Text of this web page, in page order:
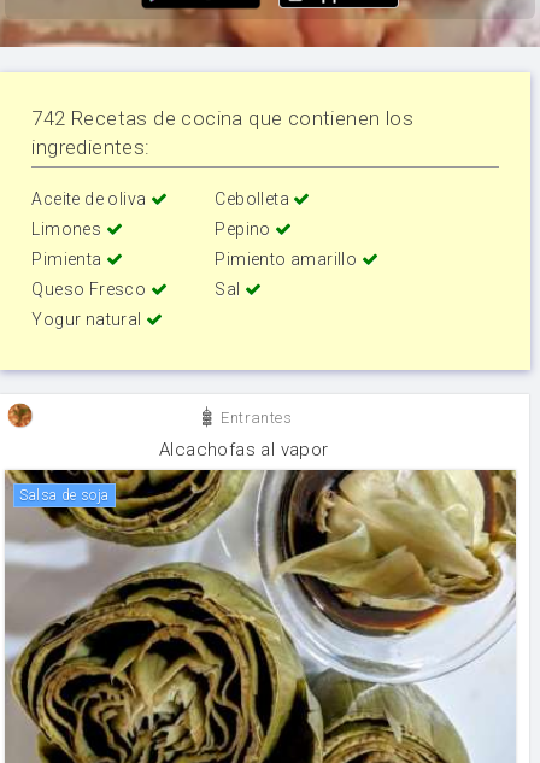
742 Recetas de cocina que contienen los
ingredientes:
Aceite de oliva
Cebolleta
Limones
Pepino
Pimienta
Pimiento amarillo
Queso Fresco
Sal
Yogur natural
Entrantes
Alcachofas al vapor
salsa de soja